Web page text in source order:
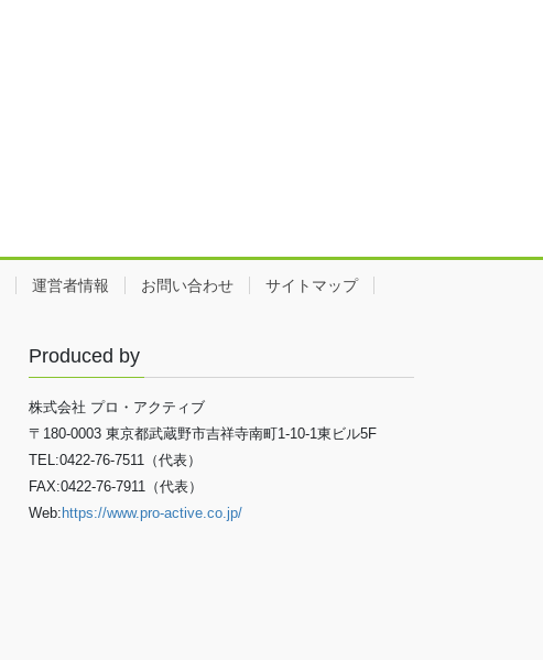
運営者情報 お問い合わせ サイトマップ
Produced by
株式会社 プロ・アクティブ
〒180-0003 東京都武蔵野市吉祥寺南町1-10-1東ビル5F
TEL:0422-76-7511（代表）
FAX:0422-76-7911（代表）
Web:https://www.pro-active.co.jp/